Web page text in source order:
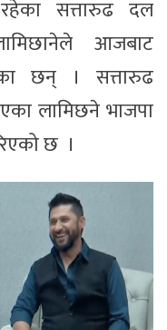
सत्तारुढ दल
आजबाट
छन् । सत्तारुढ
लामिछने भाजपा
छ ।